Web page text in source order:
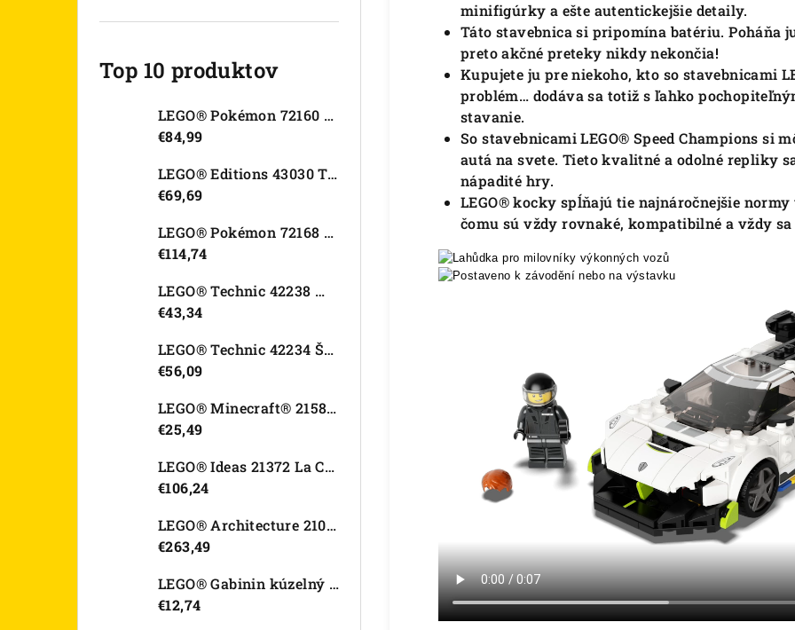
Top 10 produktov
LEGO® Pokémon 72160 Arcanine
€84,99
LEGO® Editions 43030 Tajná skrýša Olivie Rodrigo
€69,69
LEGO® Pokémon 72168 Rayquaza
€114,74
LEGO® Technic 42238 Motorka Ducati Desmo450 MX Factory
€43,34
LEGO® Technic 42234 Športové auto Dodge Viper GTS-R
€56,09
LEGO® Minecraft® 21582 Kurací džokej
€25,49
LEGO® Ideas 21372 La Catrina
€106,24
LEGO® Architecture 21067 Tower Bridge
€263,49
LEGO® Gabinin kúzelný domček 11212 Záhradný domček Víly mačičky
€12,74
minifigúrky a ešte autentickejšie detaily.
Táto stavebnica si pripomína batériu.Poháňa
preto akčné preteky nikdy nekončia!
Kupujete ju pre niekoho, kto so stavebnicami
problém… dodáva sa totiž s ľahko
stavanie.
So stavebnicami LEGO® Speed ​​​​Champions si
autá na svete.Tieto kvalitné a odolné repliky
nápadité hry.
LEGO® kocky spĺňajú tie najnáročnejšie
čomu sú vždy rovnaké, kompatibilné a vždy